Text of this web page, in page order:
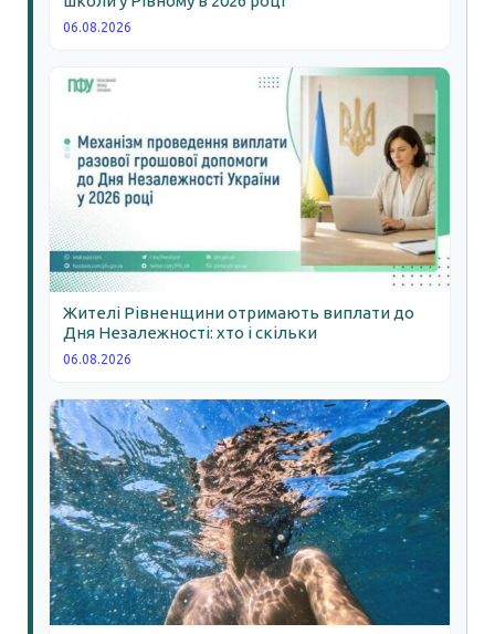
06.08.2026
Жителі Рівненщини отримають виплати до
Дня Незалежності: хто і скільки
06.08.2026